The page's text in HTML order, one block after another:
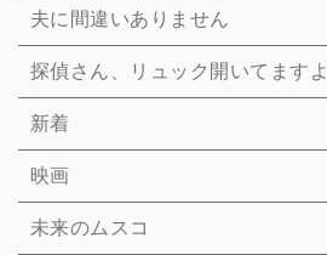
夫に間違いありません
探偵さん、リュック開いてますよ
新着
映画
未来のムスコ